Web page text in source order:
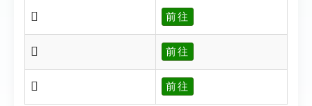
𪖣 前往
𪖤 前往
𪖤 前往